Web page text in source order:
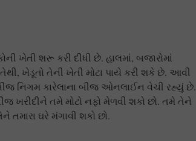
ખેતી શરૂ કરી દીધી છે. હાલમાં, બજારોમાં
ખેડૂતો તેની ખેતી મોટા પાયે કરી શકે છે. આવી
બીજ નિગમ કારેલાના બીજ ઓનલાઈન વેચી રહ્યું છે.
ખરીદીને તમે મોટો નફો મેળવી શકો છો. તમે તેને
ઘરે મંગાવી શકો છો.